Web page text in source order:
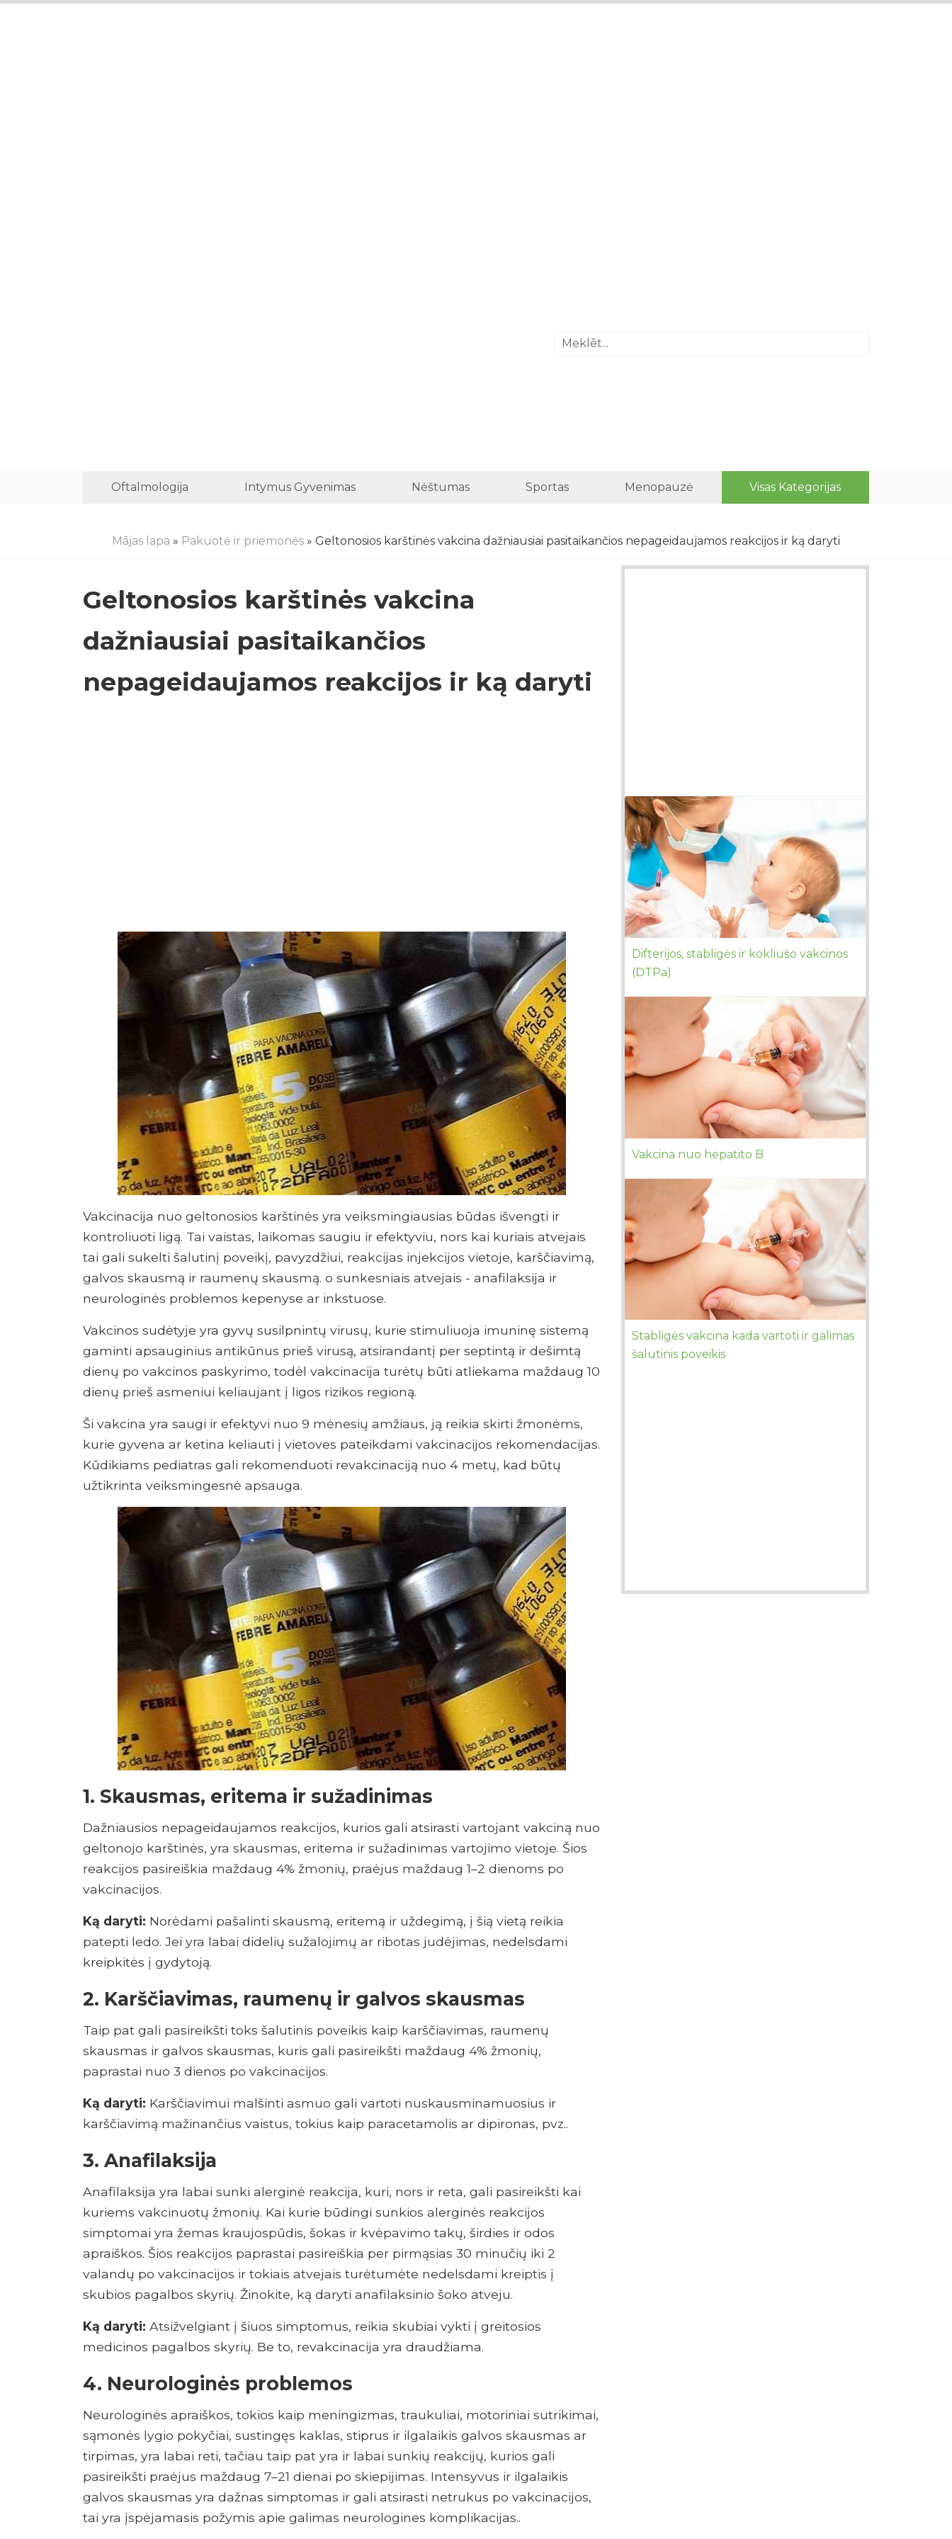
Oftalmologija Intymus Gyvenimas Nėštumas Sportas Menopauzė Visas Kategorijas
Mājas lapa » Pakuotė ir priemonės » Geltonosios karštinės vakcina dažniausiai pasitaikančios nepageidaujamos reakcijos ir ką daryti
Geltonosios karštinės vakcina
dažniausiai pasitaikančios
nepageidaujamos reakcijos ir ką daryti
Vakcinacija nuo geltonosios karštinės yra veiksmingiausias būdas išvengti ir
kontroliuoti ligą. Tai vaistas, laikomas saugiu ir efektyviu, nors kai kuriais atvejais
tai gali sukelti šalutinį poveikį, pavyzdžiui, reakcijas injekcijos vietoje, karščiavimą,
galvos skausmą ir raumenų skausmą. o sunkesniais atvejais - anafilaksija ir
neurologinės problemos kepenyse ar inkstuose.
Vakcinos sudėtyje yra gyvų susilpnintų virusų, kurie stimuliuoja imuninę sistemą
gaminti apsauginius antikūnus prieš virusą, atsirandantį per septintą ir dešimtą
dienų po vakcinos paskyrimo, todėl vakcinacija turėtų būti atliekama maždaug 10
dienų prieš asmeniui keliaujant į ligos rizikos regioną.
Ši vakcina yra saugi ir efektyvi nuo 9 mėnesių amžiaus, ją reikia skirti žmonėms,
kurie gyvena ar ketina keliauti į vietoves pateikdami vakcinacijos rekomendacijas.
Kūdikiams pediatras gali rekomenduoti revakcinaciją nuo 4 metų, kad būtų
užtikrinta veiksmingesnė apsauga.
1. Skausmas, eritema ir sužadinimas
Dažniausios nepageidaujamos reakcijos, kurios gali atsirasti vartojant vakciną nuo
geltonojo karštinės, yra skausmas, eritema ir sužadinimas vartojimo vietoje. Šios
reakcijos pasireiškia maždaug 4% žmonių, praėjus maždaug 1–2 dienoms po
vakcinacijos.
Ką daryti: Norėdami pašalinti skausmą, eritemą ir uždegimą, į šią vietą reikia
patepti ledo. Jei yra labai didelių sužalojimų ar ribotas judėjimas, nedelsdami
kreipkitės į gydytoją.
2. Karščiavimas, raumenų ir galvos skausmas
Taip pat gali pasireikšti toks šalutinis poveikis kaip karščiavimas, raumenų
skausmas ir galvos skausmas, kuris gali pasireikšti maždaug 4% žmonių,
paprastai nuo 3 dienos po vakcinacijos.
Ką daryti: Karščiavimui malšinti asmuo gali vartoti nuskausminamuosius ir
karščiavimą mažinančius vaistus, tokius kaip paracetamolis ar dipironas, pvz..
3. Anafilaksija
Anafilaksija yra labai sunki alerginė reakcija, kuri, nors ir reta, gali pasireikšti kai
kuriems vakcinuotų žmonių. Kai kurie būdingi sunkios alerginės reakcijos
simptomai yra žemas kraujospūdis, šokas ir kvėpavimo takų, širdies ir odos
apraiškos. Šios reakcijos paprastai pasireiškia per pirmąsias 30 minučių iki 2
valandų po vakcinacijos ir tokiais atvejais turėtumėte nedelsdami kreiptis į
skubios pagalbos skyrių. Žinokite, ką daryti anafilaksinio šoko atveju.
Ką daryti: Atsižvelgiant į šiuos simptomus, reikia skubiai vykti į greitosios
medicinos pagalbos skyrių. Be to, revakcinacija yra draudžiama.
4. Neurologinės problemos
Neurologinės apraiškos, tokios kaip meningizmas, traukuliai, motoriniai sutrikimai,
sąmonės lygio pokyčiai, sustingęs kaklas, stiprus ir ilgalaikis galvos skausmas ar
tirpimas, yra labai reti, tačiau taip pat yra ir labai sunkių reakcijų, kurios gali
pasireikšti praėjus maždaug 7–21 dienai po skiepijimas. Intensyvus ir ilgalaikis
galvos skausmas yra dažnas simptomas ir gali atsirasti netrukus po vakcinacijos,
tai yra įspėjamasis požymis apie galimas neurologines komplikacijas..
Difterijos, stabligės ir kokliušo vakcinos
(DTPa)
Vakcina nuo hepatito B
Stabligės vakcina kada vartoti ir galimas
šalutinis poveikis